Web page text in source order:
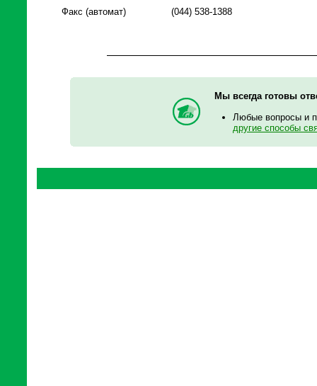
Факс (автомат)
(044) 538-1388
Мы всегда готовы
Любые вопросы и
другие способы